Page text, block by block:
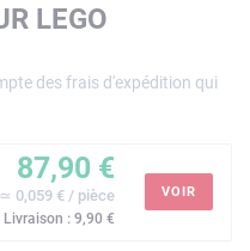
LEGO
des frais d'expédition qui
87,90 €
≃ 0,059 € / pièce
Livraison : 9,90 €
VOIR